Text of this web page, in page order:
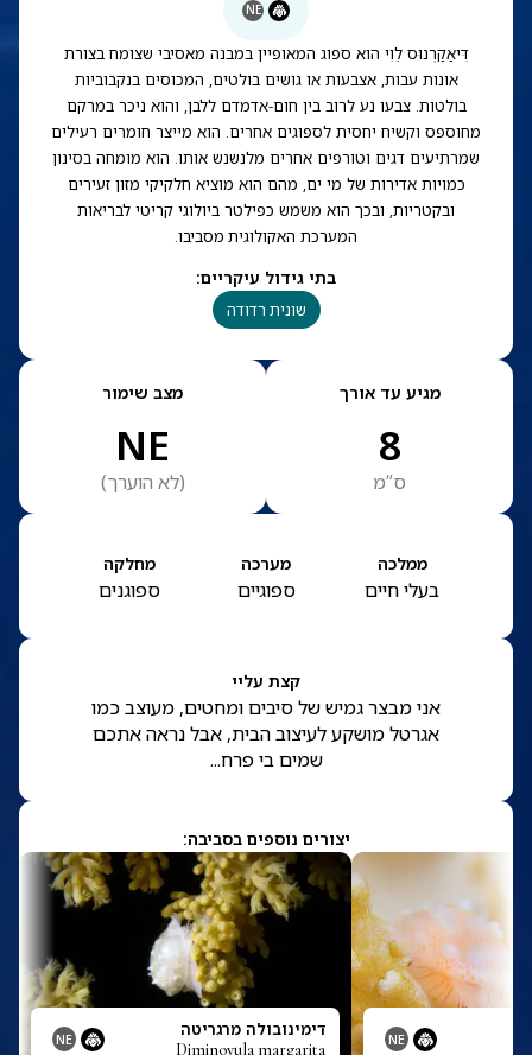
NE
דִּיאַקַרְנוּס לֵוִי הוא ספוג המאופיין במבנה מאסיבי שצומח בצורת
אונות עבות, אצבעות או גושים בולטים, המכוסים בנקבוביות
בולטות. צבעו נע לרוב בין חום-אדמדם ללבן, והוא ניכר במרקם
מחוספס וקשיח יחסית לספוגים אחרים. הוא מייצר חומרים רעילים
שמרתיעים דגים וטורפים אחרים מלנשנש אותו. הוא מומחה בסינון
כמויות אדירות של מי ים, מהם הוא מוציא חלקיקי מזון זעירים
ובקטריות, ובכך הוא משמש כפילטר ביולוגי קריטי לבריאות
המערכת האקולוגית מסביבו.
בתי גידול עיקריים:
שונית רדודה
מגיע עד אורך
8
ס”מ
מצב שימור
NE
(לא הוערך)
ממלכה
בעלי חיים
מערכה
ספוגיים
מחלקה
ספוגנים
קצת עליי
אני מבצר גמיש של סיבים ומחטים, מעוצב כמו
אגרטל מושקע לעיצוב הבית, אבל נראה אתכם
שמים בי פרח...
יצורים נוספים בסביבה:
NE דימינובולה מרגריטה
Diminovula margarita
NE